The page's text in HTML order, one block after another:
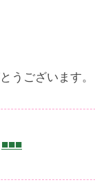
うございます。
■■■